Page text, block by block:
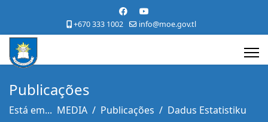
+670 333 1002 info@moe.gov.tl
Publicações
Está em... MEDIA Publicações Dadus Estatistiku